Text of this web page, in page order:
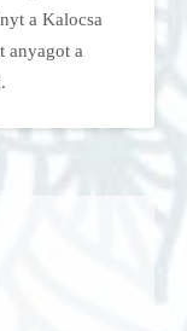
a Kalocsa
anyagot a